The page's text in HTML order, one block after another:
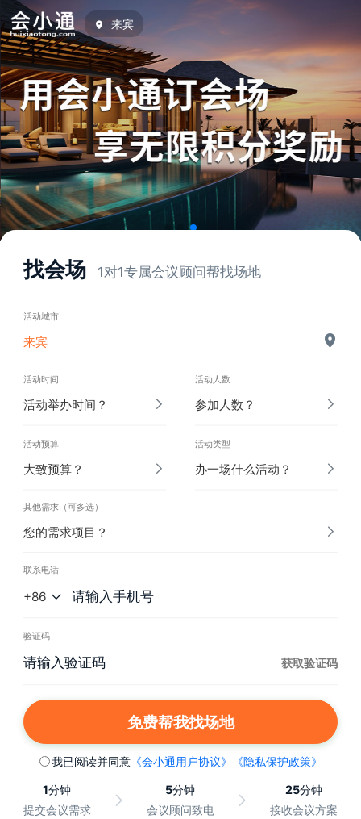
来宾
找会场 1对1专属会议顾问帮找场地
活动城市
来宾
活动时间
活动举办时间？
活动人数
参加人数？
活动预算
大致预算？
活动类型
办一场什么活动？
其他需求（可多选）
您的需求项目？
联系电话
+86
验证码
获取验证码
免费帮我找场地
我已阅读并同意《会小通用户协议》 《隐私保护政策》
1分钟
提交会议需求
5分钟
会议顾问致电
25分钟
接收会议方案